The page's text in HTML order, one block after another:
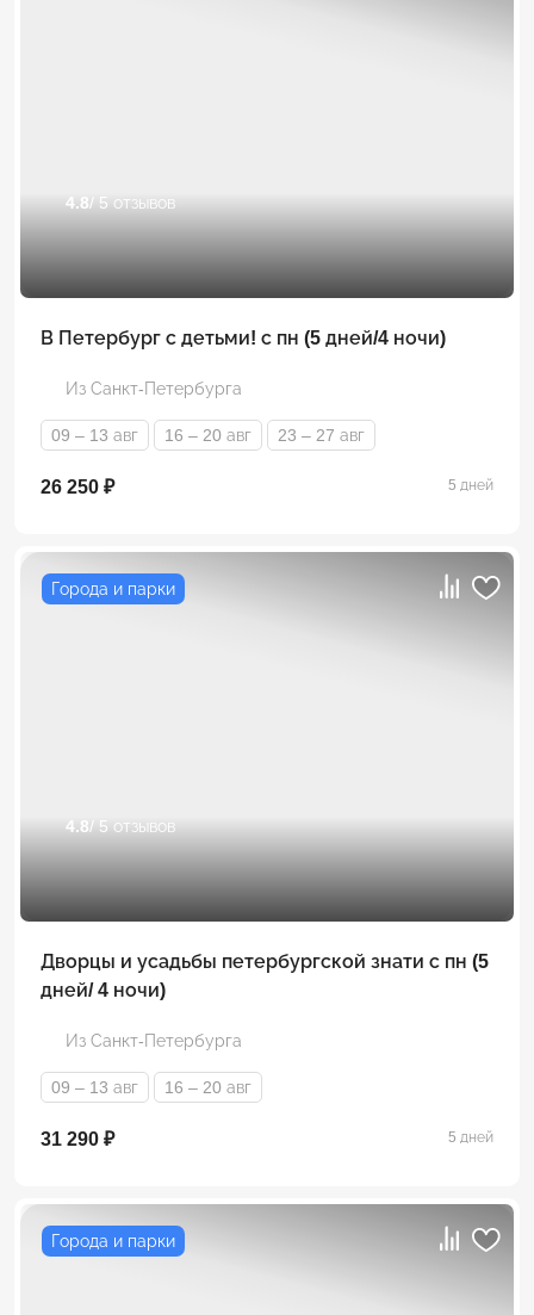
4.8/ 5 отзывов
В Петербург с детьми! с пн (5 дней/4 ночи)
Из Санкт-Петербурга
09 – 13 авг 16 – 20 авг 23 – 27 авг
26 250 ₽ 5 дней
Города и парки
4.8/ 5 отзывов
Дворцы и усадьбы петербургской знати с пн (5
дней/ 4 ночи)
Из Санкт-Петербурга
09 – 13 авг 16 – 20 авг
31 290 ₽ 5 дней
Города и парки